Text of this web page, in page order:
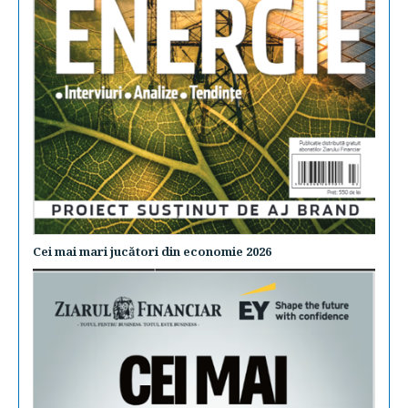
Cei mai mari jucători din economie 2026